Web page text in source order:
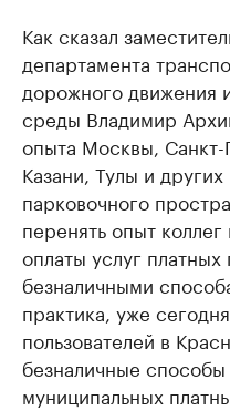
Как сказал
департамента
дорожного
среды Владимир
опыта Москвы, Санкт-
Казани, Тулы и
парковочного
перенять опыт
оплаты услуг платных
безналичными
практика, уже
пользователей в
безналичные способы
муниципальных